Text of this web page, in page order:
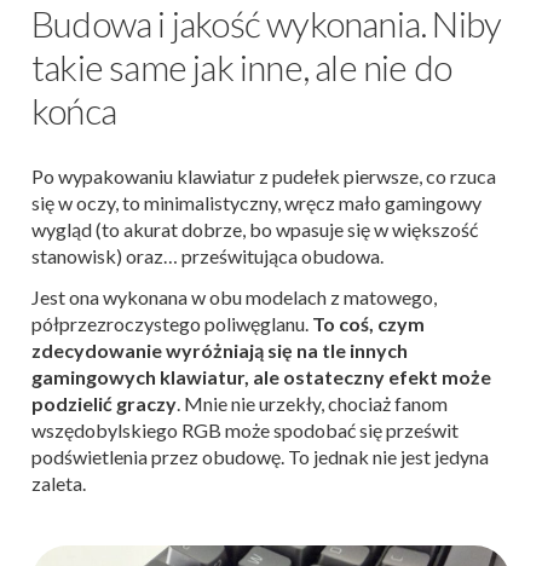
Budowa i jakość wykonania. Niby
takie same jak inne, ale nie do
końca
Po wypakowaniu klawiatur z pudełek pierwsze, co rzuca
się w oczy, to minimalistyczny, wręcz mało gamingowy
wygląd (to akurat dobrze, bo wpasuje się w większość
stanowisk) oraz… prześwitująca obudowa.
Jest ona wykonana w obu modelach z matowego,
półprzezroczystego poliwęglanu. To coś, czym
zdecydowanie wyróżniają się na tle innych
gamingowych klawiatur, ale ostateczny efekt może
podzielić graczy. Mnie nie urzekły, chociaż fanom
wszędobylskiego RGB może spodobać się prześwit
podświetlenia przez obudowę. To jednak nie jest jedyna
zaleta.